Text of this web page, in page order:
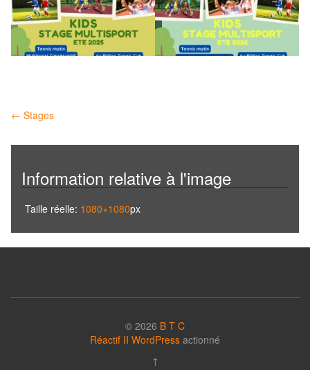
Navigation
articles
← Stages
Information relative à l'image
Taille réelle: 1080×1080px
© 2026 B T C
Réactif II WordPress actionné
↑